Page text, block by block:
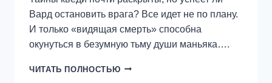
Вард остановить врага? Все идет не по плану.
И только «видящая смерть» способна
окунуться в безумную тьму души маньяка….
ЧИТАТЬ ПОЛНОСТЬЮ ЗОВ